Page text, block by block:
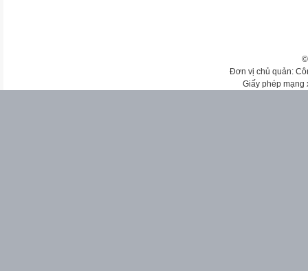
Đơn vị chủ quản:
Giấy phép mạng